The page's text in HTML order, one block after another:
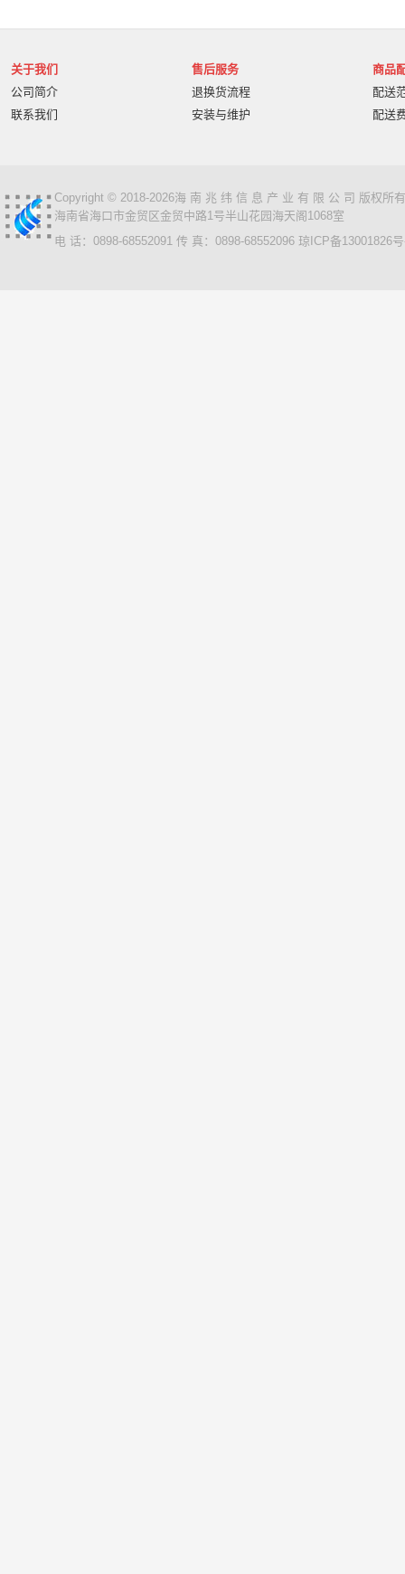
关于我们
公司简介
联系我们
售后服务
退换货流程
安装与维护
商品
配送
配送
Copyright © 2018-2026海 南 兆 纬 信 息 产 业 有 限 公 司 版权所
海南省海口市金贸区金贸中路1号半山花园海天阁1068室
电 话：0898-68552091 传 真：0898-68552096 琼ICP备13001826